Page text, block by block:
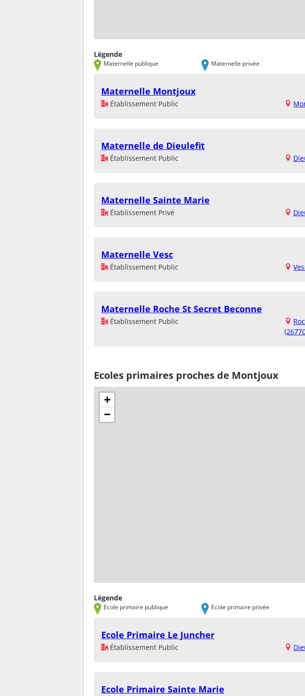
Légende
Maternelle publique Maternelle privée
Maternelle Montjoux
Établissement Public
Maternelle de Dieulefit
Établissement Public
Maternelle Sainte Marie
Établissement Privé
Maternelle Vesc
Établissement Public
Maternelle Roche St Secret Beconne
Établissement Public
Ecoles primaires proches de Montjoux
+
−
Légende
Ecole primaire publique Ecole primaire privée
Ecole Primaire Le Juncher
Établissement Public
Ecole Primaire Sainte Marie